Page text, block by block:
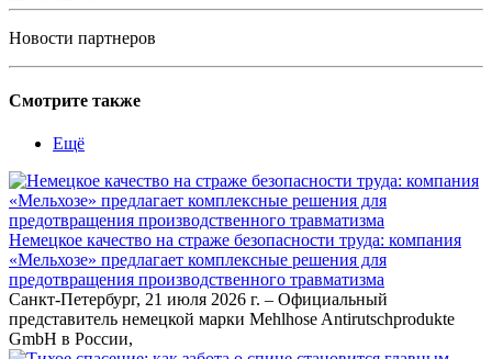
Новости партнеров
Смотрите также
Ещё
Немецкое качество на страже безопасности труда: компания
«Мельхозе» предлагает комплексные решения для
предотвращения производственного травматизма
Санкт-Петербург, 21 июля 2026 г. – Официальный
представитель немецкой марки Mehlhose Antirutschprodukte
GmbH в России,